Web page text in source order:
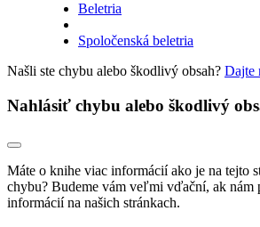
Beletria
Spoločenská beletria
Našli ste chybu alebo škodlivý obsah? Dajte
Nahlásiť chybu alebo škodlivý
Máte o knihe viac informácií ako je na tejto
chybu? Budeme vám veľmi vďační, ak nám
informácií na našich stránkach.